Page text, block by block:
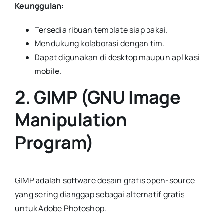
Keunggulan:
Tersedia ribuan template siap pakai.
Mendukung kolaborasi dengan tim.
Dapat digunakan di desktop maupun aplikasi
mobile.
2. GIMP (GNU Image
Manipulation
Program)
GIMP adalah software desain grafis open-source
yang sering dianggap sebagai alternatif gratis
untuk Adobe Photoshop.